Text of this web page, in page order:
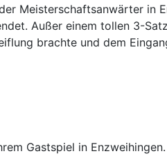
Meisterschaftsanwärter in
Außer einem tollen 3-
brachte und dem
Gastspiel in